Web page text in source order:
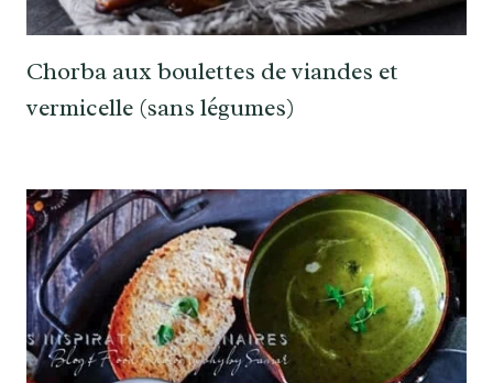
Chorba aux boulettes de viandes et
vermicelle (sans légumes)